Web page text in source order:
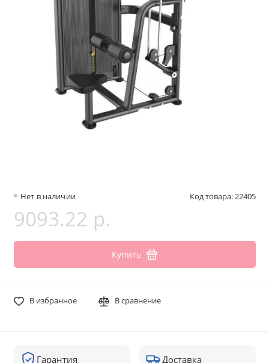
Нет в наличии Код товара: 22405
9093.22 р.
Купить
В избранное В сравнение
Гарантия Доставка